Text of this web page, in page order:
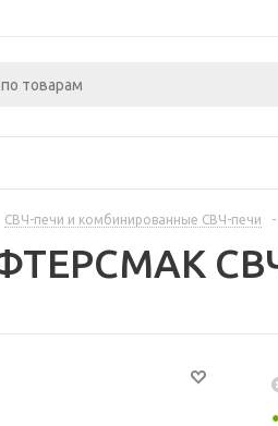
СВЧ-печи и комбинированные СВЧ-печи -